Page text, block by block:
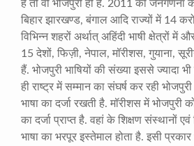
हैं तो वो भोजपुरी ही है. 2011 की जनगणना
बिहार झारखण्ड, बंगाल आदि राज्यों में 14
विभिन्न शहरों अर्थात् अहिंदी भाषी क्षेत्रों
15 देशों, फिज़ी, नेपाल, मॉरीशस, गुयाना,
हैं. भोजपुरी भाषियों की संख्या इससे ज्यादा
ही राष्ट्र में सम्मान का संघर्ष कर रही
भाषा का दर्जा रखती है. मॉरीशस में भोजपुरी
का दर्जा प्राप्त है. वहां के शिक्षण संस्थानों
भाषा का भरपूर इस्तेमाल होता है. इसी